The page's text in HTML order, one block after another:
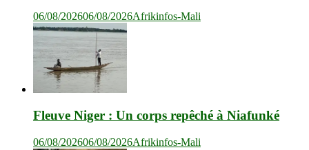
06/08/202606/08/2026Afrikinfos-Mali
Fleuve Niger : Un corps repêché à Niafunké
06/08/202606/08/2026Afrikinfos-Mali